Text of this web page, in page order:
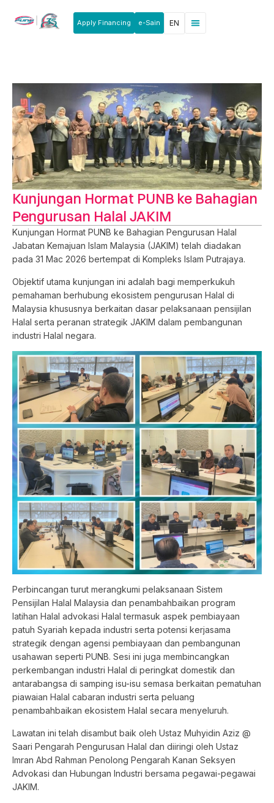
Apply Financing e-Sain EN
Kunjungan Hormat PUNB ke Bahagian
Pengurusan Halal JAKIM
Kunjungan Hormat PUNB ke Bahagian Pengurusan Halal
Jabatan Kemajuan Islam Malaysia (JAKIM) telah diadakan
pada 31 Mac 2026 bertempat di Kompleks Islam Putrajaya.
Objektif utama kunjungan ini adalah bagi memperkukuh
pemahaman berhubung ekosistem pengurusan Halal di
Malaysia khususnya berkaitan dasar pelaksanaan pensijilan
Halal serta peranan strategik JAKIM dalam pembangunan
industri Halal negara.
Perbincangan turut merangkumi pelaksanaan Sistem
Pensijilan Halal Malaysia dan penambahbaikan program
latihan Halal advokasi Halal termasuk aspek pembiayaan
patuh Syariah kepada industri serta potensi kerjasama
strategik dengan agensi pembiayaan dan pembangunan
usahawan seperti PUNB. Sesi ini juga membincangkan
perkembangan industri Halal di peringkat domestik dan
antarabangsa di samping isu-isu semasa berkaitan pematuhan
piawaian Halal cabaran industri serta peluang
penambahbaikan ekosistem Halal secara menyeluruh.
Lawatan ini telah disambut baik oleh Ustaz Muhyidin Aziz @
Saari Pengarah Pengurusan Halal dan diiringi oleh Ustaz
Imran Abd Rahman Penolong Pengarah Kanan Seksyen
Advokasi dan Hubungan Industri bersama pegawai-pegawai
JAKIM.